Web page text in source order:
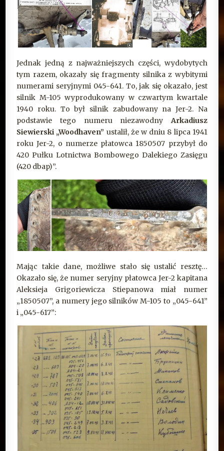
Jednak jedną z najważniejszych części, wydobytych
tym razem, okazały się fragmenty silnika z wybitymi
numerami seryjnymi 045-641. To, jak się okazało, jest
silnik M-105 wyprodukowany w czwartym kwartale
1940 roku. To był silnik zabudowany na Jer-2. Na
podstawie tego numeru niezawodnyArkadiusz
Siewierski „Woodhaven” ustalił, że w dniu 8 lipca 1941
roku Jer-2, o numerze płatowca 1850507 przybył do
420 Pułku Lotnictwa Bombowego Dalekiego Zasięgu
(420 dbap)”.
Mając takie dane, możliwe stało się ustalić resztę…
Okazało się, że numer seryjny płatowca Jer-2 kapitana
Aleksieja Grigoriewicza Stiepanowa miał numer
„1850507”, a numery jego silników M-105 to „045-641”
i „045-617”: